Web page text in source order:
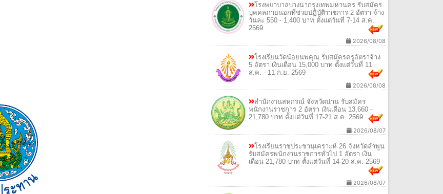
โรงพยาบาลบางนากรุงเทพมหานคร รับสมัคร
บุคคลภายนอกที่ช่วยปฏิบัติราชการ 2 อัตรา จ้าง
วันละ 550 - 1,400 บาท ตั้งแต่วันที่ 7-14 ส.ค.
2569
2026/08/08
โรงเรียนวัดน้อยนพคุณ รับสมัครครูอัตราจ้าง
5 อัตรา เงินเดือน 15,000 บาท ตั้งแต่วันที่ 11
ส.ค. - 11 ก.ย. 2569
2026/08/08
สำนักงานสหกรณ์ จังหวัดน่าน รับสมัคร
พนักงานราชการ 2 อัตรา เงินเดือน 13,660 -
21,780 บาท ตั้งแต่วันที่ 17-21 ส.ค. 2569
2026/08/07
โรงเรียนราชประชานุเคราะห์ 26 จังหวัดลำพูน
รับสมัครพนักงานราชการทั่วไป 1 อัตรา เงิน
เดือน 21,780 บาท ตั้งแต่วันที่ 14-20 ส.ค. 2569
2026/08/07